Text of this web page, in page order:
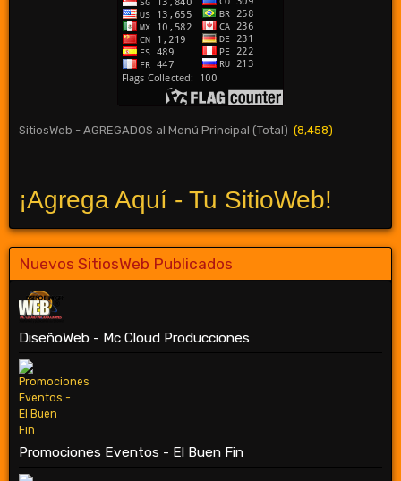
SitiosWeb - AGREGADOS al Menú Principal (Total) (8,458)
¡Agrega Aquí - Tu SitioWeb!
Nuevos SitiosWeb Publicados
DiseñoWeb - Mc Cloud Producciones
Promociones Eventos - El Buen Fin